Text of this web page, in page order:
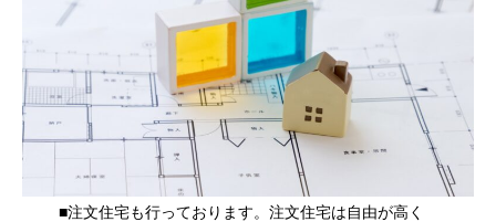
■注文住宅も行っております。注文住宅は自由が高く